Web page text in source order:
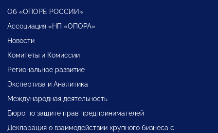
Об «ОПОРЕ РОССИИ»
Ассоциация «НП «ОПОРА»
Новости
Комитеты и Комиссии
Региональное развитие
Экспертиза и Аналитика
Международная деятельность
Бюро по защите прав предпринимателей
Декларация о взаимодействии крупного бизнеса с